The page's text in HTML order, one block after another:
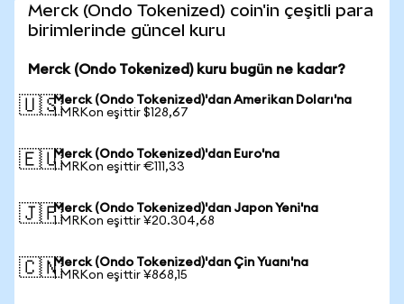
Merck (Ondo Tokenized) coin'in çeşitli para
birimlerinde güncel kuru
Merck (Ondo Tokenized) kuru bugün ne kadar?
🇺🇸Merck (Ondo Tokenized)'dan Amerikan Doları'na
1 MRKon eşittir $128,67
🇪🇺Merck (Ondo Tokenized)'dan Euro'na
1 MRKon eşittir €111,33
🇯🇵Merck (Ondo Tokenized)'dan Japon Yeni'na
1 MRKon eşittir ¥20.304,68
🇨🇳Merck (Ondo Tokenized)'dan Çin Yuanı'na
1 MRKon eşittir ¥868,15